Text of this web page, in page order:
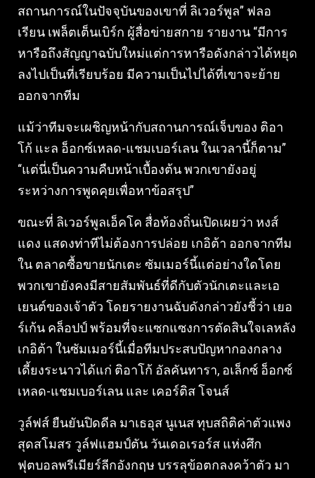
สถานการณ์ในปัจจุบันของเขาที่ ลิเวอร์พูล” ฟลอ
เรียน เพล็ตเต็นเบิร์ก ผู้สื่อข่ายสกาย รายงาน “มีการ
หารือถึงสัญญาฉบับใหม่แต่การหารือดังกล่าวได้หยุด
ลงไปเป็นที่เรียบร้อย มีความเป็นไปได้ที่เขาจะย้าย
ออกจากทีม
แม้ว่าทีมจะเผชิญหน้ากับสถานการณ์เจ็บของ ติอา
โก้ แะล อ็อกซ์เหลด-แชมเบอร์เลน ในเวลานี้ก็ตาม”
“แต่นี่เป็นความคืบหน้าเบื้องต้น พวกเขายังอยู่
ระหว่างการพูดคุยเพื่อหาข้อสรุป”
ขณะที่ ลิเวอร์พูลเอ็คโค สื่อท้องถิ่นเปิดเผยว่า หงส์
แดง แสดงท่าทีไม่ต้องการปล่อย เกอิต้า ออกจากทีม
ใน ตลาดซื้อขายนักเตะ ซัมเมอร์นี้แต่อย่างใดโดย
พวกเขายังคงมีสายสัมพันธ์ที่ดีกับตัวนักเตะและเอ
เยนต์ของเจ้าตัว โดยรายงานฉับดังกล่าวยังชี้ว่า เยอ
ร์เก้น คล็อปป์ พร้อมที่จะแซกแซงการตัดสินใจเลหลัง
เกอิต้า ในซัมเมอร์นี้เมื่อทีมประสบปัญหากองกลาง
เดี้ยงระนาวได้แก่ ติอาโก้ อัลคันทารา, อเล็กซ์ อ็อกซ์
เหลด-แชมเบอร์เลน และ เคอร์ติส​ โจนส์
วูล์ฟส์ ยืนยันปิดดีล มาเธอุส นูเนส ทุบสถิติค่าตัวแพง
สุดสโมสร วูล์ฟแฮมป์ตัน วันเดอเรอร์ส แห่งศึก
ฟุตบอลพรีเมียร์ลีกอังกฤษ บรรลุข้อตกลงคว้าตัว มา